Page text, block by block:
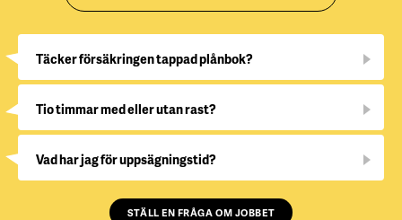
Täcker försäkringen tappad plånbok?
Tio timmar med eller utan rast?
Vad har jag för uppsägningstid?
STÄLL EN FRÅGA OM JOBBET